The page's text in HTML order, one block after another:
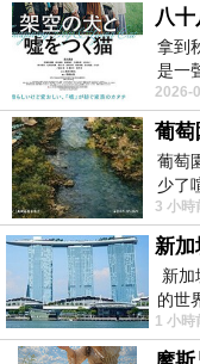
八
拿到
是一
勝一
2026-
葡萄
葡萄
少了
一
3 小時
新加
新
的世
1 小時